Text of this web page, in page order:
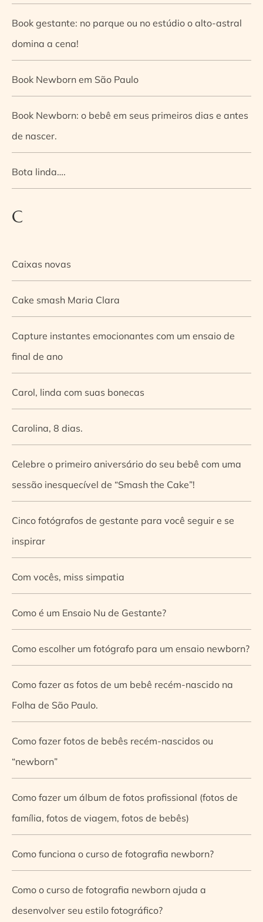
Book gestante: no parque ou no estúdio o alto-astral
domina a cena!
Book Newborn em São Paulo
Book Newborn: o bebê em seus primeiros dias e antes
de nascer.
Bota linda….
C
Caixas novas
Cake smash Maria Clara
Capture instantes emocionantes com um ensaio de
final de ano
Carol, linda com suas bonecas
Carolina, 8 dias.
Celebre o primeiro aniversário do seu bebê com uma
sessão inesquecível de “Smash the Cake”!
Cinco fotógrafos de gestante para você seguir e se
inspirar
Com vocês, miss simpatia
Como é um Ensaio Nu de Gestante?
Como escolher um fotógrafo para um ensaio newborn?
Como fazer as fotos de um bebê recém-nascido na
Folha de São Paulo.
Como fazer fotos de bebês recém-nascidos ou
“newborn”
Como fazer um álbum de fotos profissional (fotos de
família, fotos de viagem, fotos de bebês)
Como funciona o curso de fotografia newborn?
Como o curso de fotografia newborn ajuda a
desenvolver seu estilo fotográfico?